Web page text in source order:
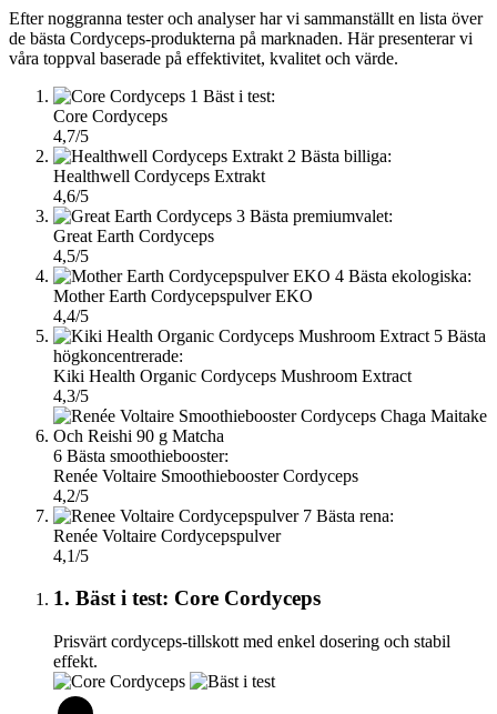
Efter noggranna tester och analyser har vi sammanställt en lista över
de bästa Cordyceps-produkterna på marknaden. Här presenterar vi
våra toppval baserade på effektivitet, kvalitet och värde.
1 Bäst i test:
Core Cordyceps
4,7/5
2 Bästa billiga:
Healthwell Cordyceps Extrakt
4,6/5
3 Bästa premiumvalet:
Great Earth Cordyceps
4,5/5
4 Bästa ekologiska:
Mother Earth Cordycepspulver EKO
4,4/5
5 Bästa
högkoncentrerade:
Kiki Health Organic Cordyceps Mushroom Extract
4,3/5
6 Bästa smoothiebooster:
Renée Voltaire Smoothiebooster Cordyceps
4,2/5
7 Bästa rena:
Renée Voltaire Cordycepspulver
4,1/5
1. Bäst i test: Core Cordyceps
Prisvärt cordyceps-tillskott med enkel dosering och stabil
effekt.